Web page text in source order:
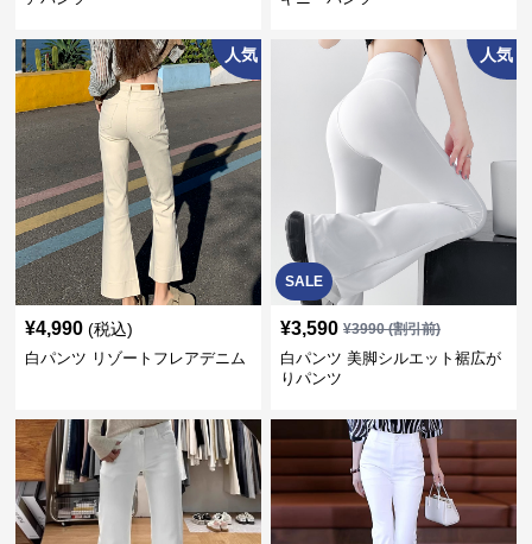
人気
¥4,990 (税込)
白パンツ リゾートフレアデニム
SALE
人気
¥3,590 ¥3990(割引前)
白パンツ 美脚シルエット裾広が
りパンツ